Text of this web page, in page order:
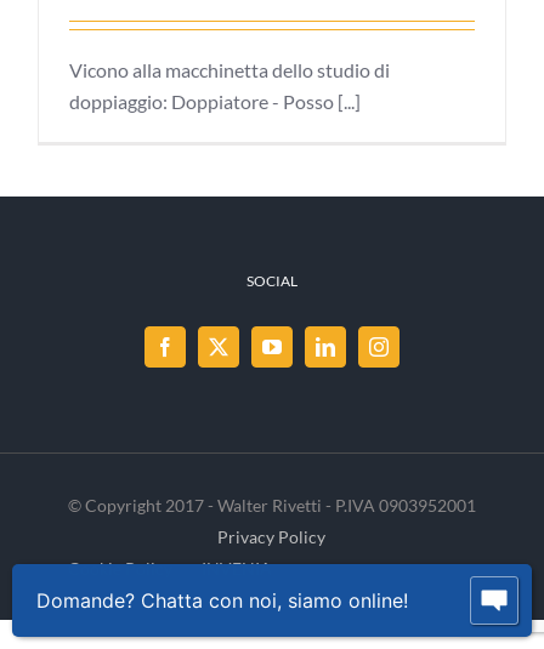
Vicono alla macchinetta dello studio di
doppiaggio: Doppiatore - Posso [...]
SOCIAL
© Copyright 2017 - Walter Rivetti - P.IVA 0903952001
Privacy Policy
Cookie Policy
INVENIA
Domande? Chatta con noi, siamo online!